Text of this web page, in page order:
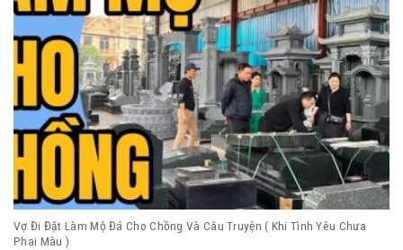
Vợ Đi Đặt Làm Mộ Đá Cho Chồng Và Câu Truyện ( Khi Tình Yêu Chưa
Phai Màu )